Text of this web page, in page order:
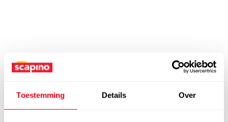
Toestemming Details Over